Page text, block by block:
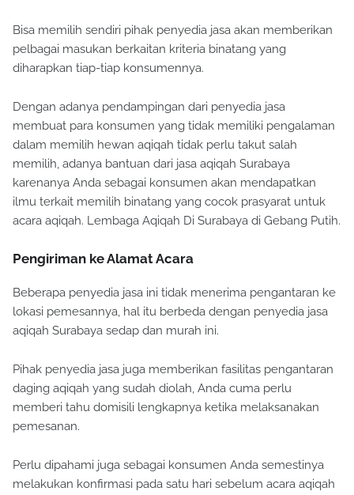
Bisa memilih sendiri pihak penyedia jasa akan memberikan
pelbagai masukan berkaitan kriteria binatang yang
diharapkan tiap-tiap konsumennya.
Dengan adanya pendampingan dari penyedia jasa
membuat para konsumen yang tidak memiliki pengalaman
dalam memilih hewan aqiqah tidak perlu takut salah
memilih, adanya bantuan dari jasa aqiqah Surabaya
karenanya Anda sebagai konsumen akan mendapatkan
ilmu terkait memilih binatang yang cocok prasyarat untuk
acara aqiqah. Lembaga Aqiqah Di Surabaya di Gebang Putih.
Pengiriman ke Alamat Acara
Beberapa penyedia jasa ini tidak menerima pengantaran ke
lokasi pemesannya, hal itu berbeda dengan penyedia jasa
aqiqah Surabaya sedap dan murah ini.
Pihak penyedia jasa juga memberikan fasilitas pengantaran
daging aqiqah yang sudah diolah, Anda cuma perlu
memberi tahu domisili lengkapnya ketika melaksanakan
pemesanan.
Perlu dipahami juga sebagai konsumen Anda semestinya
melakukan konfirmasi pada satu hari sebelum acara aqiqah